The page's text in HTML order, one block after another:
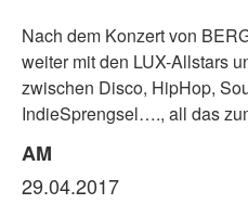
Nach dem Konzert von
weiter mit den LUX-Allstars
zwischen Disco, HipHop,
IndieSprengsel…., all das
AM
29.04.2017